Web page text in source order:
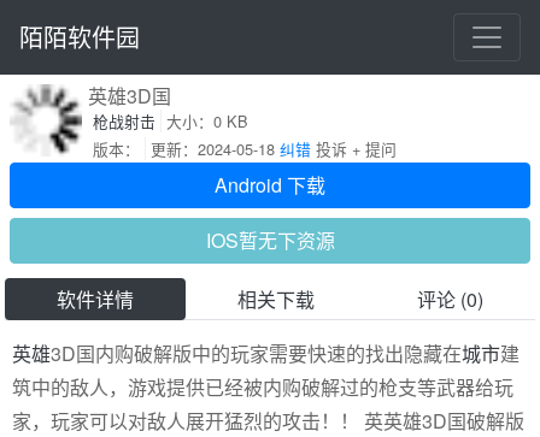
陌陌软件园
英雄3D国
枪战射击 大小：0 KB
版本：
更新：2024-05-18 纠错投诉 + 提问
Android 下载
IOS暂无下资源
软件详情 相关下载
评论 (0)
英雄3D国内购破解版中的玩家需要快速的找出隐藏在城市建
筑中的敌人，游戏提供已经被内购破解过的枪支等武器给玩
家，玩家可以对敌人展开猛烈的攻击！！ 英英雄3D国破解版